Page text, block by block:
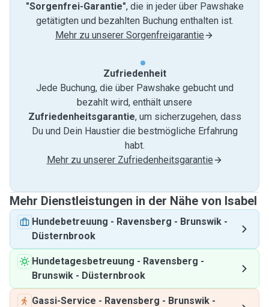
"Sorgenfrei-Garantie", die in jeder über Pawshake
getätigten und bezahlten Buchung enthalten ist.
Mehr zu unserer Sorgenfreigarantie
Zufriedenheit
Jede Buchung, die über Pawshake gebucht und
bezahlt wird, enthält unsere
Zufriedenheitsgarantie, um sicherzugehen, dass
Du und Dein Haustier die bestmögliche Erfahrung
habt.
Mehr zu unserer Zufriedenheitsgarantie
Mehr Dienstleistungen in der Nähe von Isabel
Hundebetreuung - Ravensberg - Brunswik -
Düsternbrook
Hundetagesbetreuung - Ravensberg -
Brunswik - Düsternbrook
Gassi-Service - Ravensberg - Brunswik -